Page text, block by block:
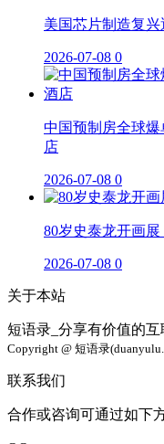
美国芯片制造复
2026-07-08 0
中国预制房全球
店
2026-07-08 0
80岁史泰龙开画
2026-07-08 0
关于本站
短语录_分享有价值的互
Copyright @ 短语录
联系我们
合作或咨询可通过如下